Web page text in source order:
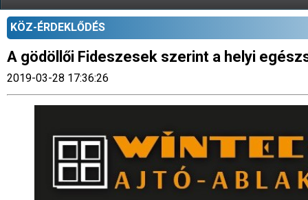
KÖZ-ÉRDEKLŐDÉS
A gödöllői Fideszesek szerint a helyi
2019-03-28 17:36:26